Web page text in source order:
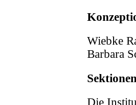
Wiebke
Barbara
Sektionen
Die